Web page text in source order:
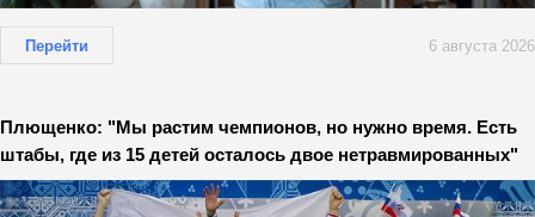
Перейти 6 августа 2026
Плющенко: "Мы растим чемпионов, но нужно время. Есть
штабы, где из 15 детей осталось двое нетравмированных"